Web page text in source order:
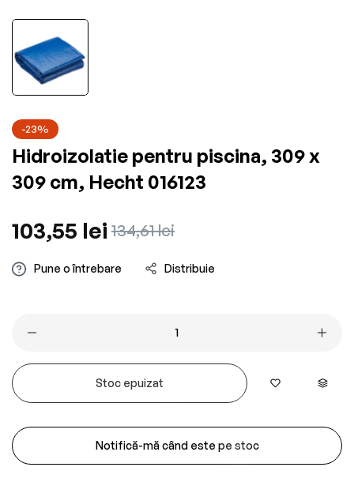
-23%
Hidroizolatie pentru piscina, 309 x
309 cm, Hecht 016123
Preț
obișnuit
103,55 lei Preț
redus
134,61 lei
Pune o întrebare Distribuie
Stoc epuizat
Notifică-mă când este pe stoc